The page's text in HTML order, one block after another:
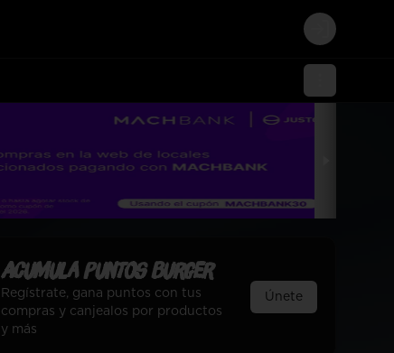
Login
Acumula Puntos Burger
Regístrate, gana puntos con tus
compras y canjealos por productos
y más
Únete